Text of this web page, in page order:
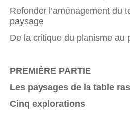
Refonder l’aménagement du
paysage
De la critique du planisme au
PREMIÈRE PARTIE
Les paysages de la table
Cinq explorations